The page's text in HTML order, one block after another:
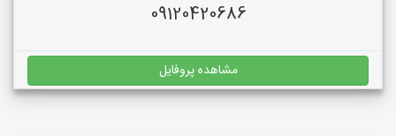
09120420686
مشاهده پروفایل